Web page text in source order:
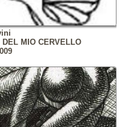
MIO CERVELLO